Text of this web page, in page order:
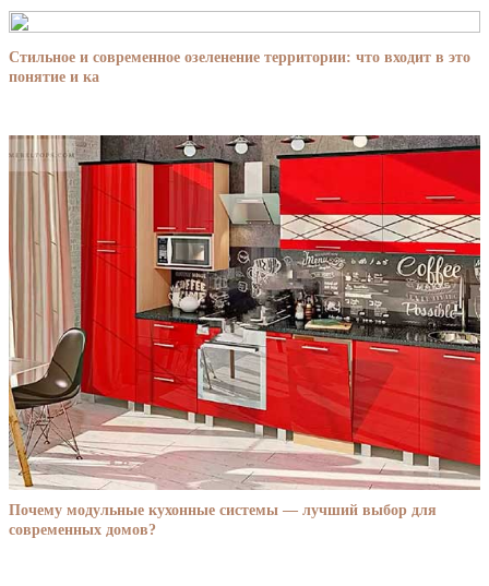
Стильное и современное озеленение территории: что входит в это
понятие и ка
Почему модульные кухонные системы — лучший выбор для
современных домов?